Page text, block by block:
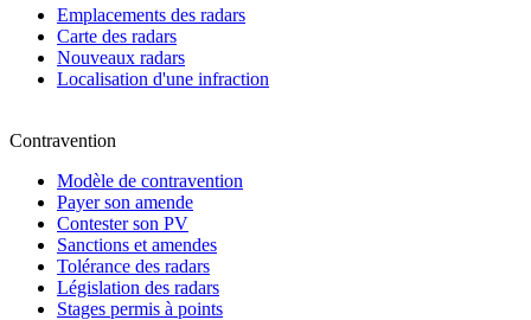
Emplacements des radars
Carte des radars
Nouveaux radars
Localisation d'une infraction
Contravention
Modèle de contravention
Payer son amende
Contester son PV
Sanctions et amendes
Tolérance des radars
Législation des radars
Stages permis à points